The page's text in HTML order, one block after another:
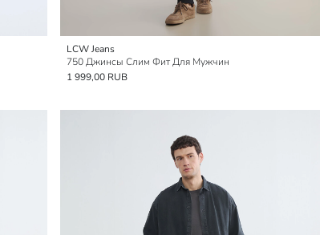
LCW Jeans
750 Джинсы Слим Фит Для Мужчин
1 999,00 RUB